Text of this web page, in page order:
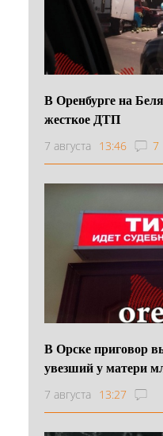
В Оренбурге на
жесткое ДТП
7 августа 13:46 7
В Орске приговор
увезший у матери
7 августа 13:27